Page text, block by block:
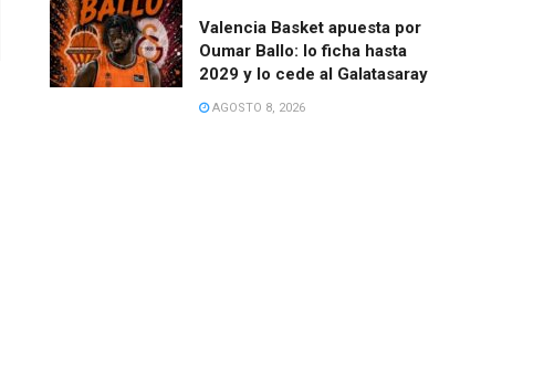
Valencia Basket apuesta por
Oumar Ballo: lo ficha hasta
2029 y lo cede al Galatasaray
AGOSTO 8, 2026